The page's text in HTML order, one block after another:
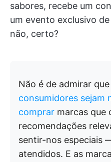
sabores, recebe um
um evento exclusivo
não, certo?
Não é de admirar que
consumidores sejam
comprar marcas que
recomendações
sentir-nos especiais
atendidos. E as